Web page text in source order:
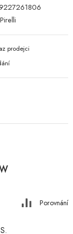
Pirelli
prodejci
Porovnání